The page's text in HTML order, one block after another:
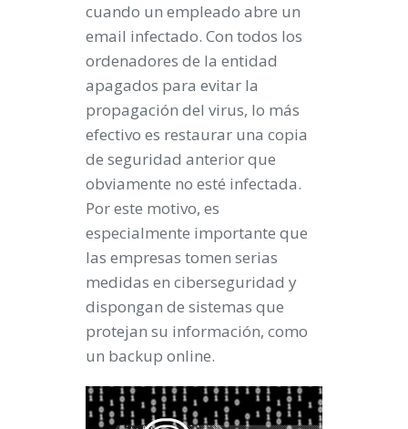
cuando un empleado abre un
email infectado. Con todos los
ordenadores de la entidad
apagados para evitar la
propagación del virus, lo más
efectivo es restaurar una copia
de seguridad anterior que
obviamente no esté infectada.
Por este motivo, es
especialmente importante que
las empresas tomen serias
medidas en ciberseguridad y
dispongan de sistemas que
protejan su información, como
un backup online.